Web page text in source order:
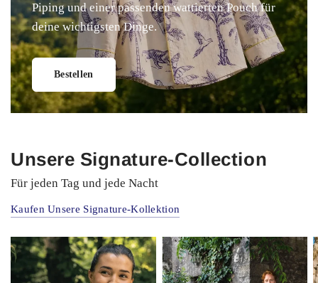
Piping und einer passenden wattierten Pouch für
deine wichtigsten Dinge.
Bestellen
Unsere Signature-Collection
Für jeden Tag und jede Nacht
Kaufen Unsere Signature-Kollektion